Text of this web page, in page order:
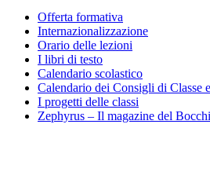
Offerta formativa
Internazionalizzazione
Orario delle lezioni
I libri di testo
Calendario scolastico
Calendario dei Consigli di Classe
I progetti delle classi
Zephyrus – Il magazine del